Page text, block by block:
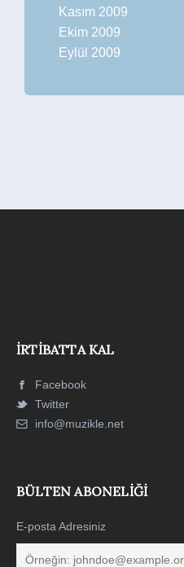
Kasım 2009
Ekim 2009
Eylül 2009
İRTIBATTA KAL
Facebook
Twitter
info@muzikle.net
BÜLTEN ABONELIĞI
E-posta Adresiniz